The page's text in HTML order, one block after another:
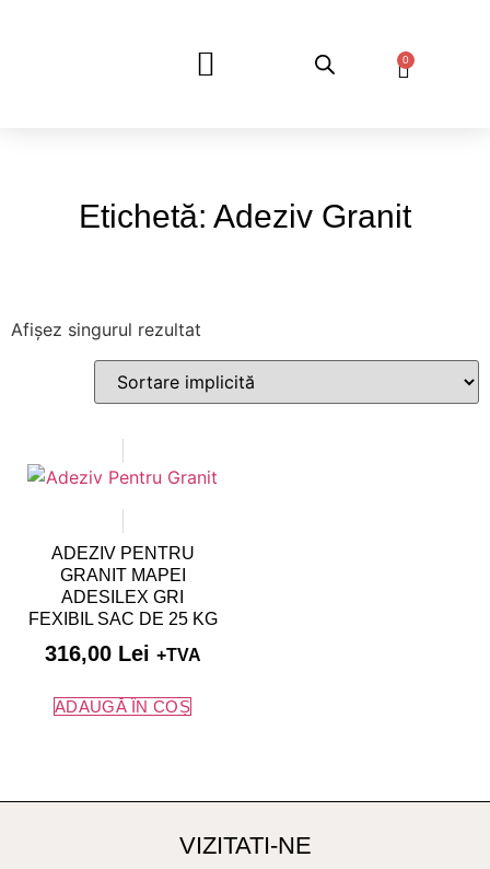
0
Etichetă: Adeziv Granit
Afișez singurul rezultat
ADEZIV PENTRU
GRANIT MAPEI
ADESILEX GRI
FEXIBIL SAC DE 25 KG
316,00 Lei +TVA
ADAUGĂ ÎN COȘ
VIZITATI-NE